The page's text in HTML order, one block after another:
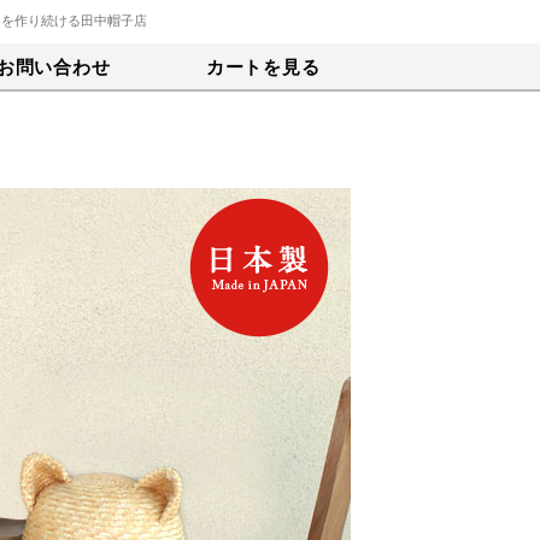
作り続ける田中帽子店
問い合わせ カートを見る